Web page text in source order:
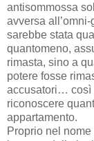
antisommossa
avversa
sarebbe stata
quantomeno,
rimasta, sino a
potere fosse
accusatori… così
riconoscere
appartamento.
Proprio nel